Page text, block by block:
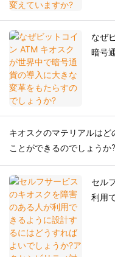
なぜ
暗号
キオスクのマテリアルは
ことができるのでしょうか?
セル
利用